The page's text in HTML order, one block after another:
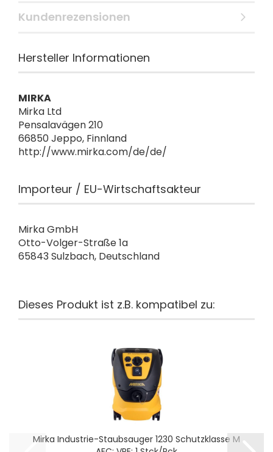
Kundenrezensionen
Hersteller Informationen
MIRKA
Mirka Ltd
Pensalavägen 210
66850 Jeppo, Finnland
http://www.mirka.com/de/de/
Importeur / EU-Wirtschaftsakteur
Mirka GmbH
Otto-Volger-Straße 1a
65843 Sulzbach, Deutschland
Dieses Produkt ist z.B. kompatibel zu:
Mirka Industrie-Staubsauger 1230 Schutzklasse M